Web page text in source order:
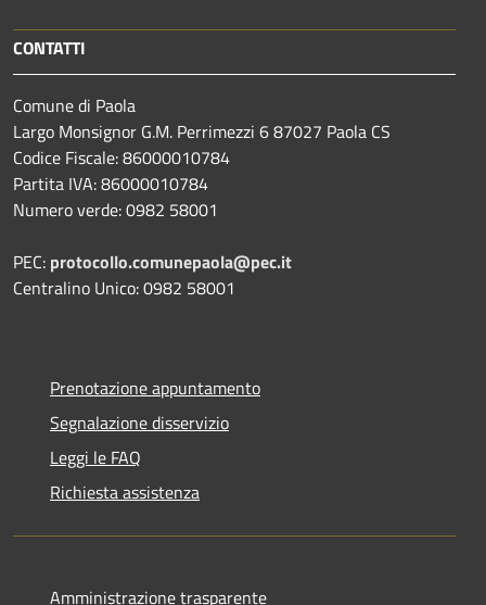
CONTATTI
Comune di Paola
Largo Monsignor G.M. Perrimezzi 6 87027 Paola CS
Codice Fiscale: 86000010784
Partita IVA: 86000010784
Numero verde: 0982 58001
PEC: protocollo.comunepaola@pec.it
Centralino Unico: 0982 58001
Prenotazione appuntamento
Segnalazione disservizio
Leggi le FAQ
Richiesta assistenza
Amministrazione trasparente